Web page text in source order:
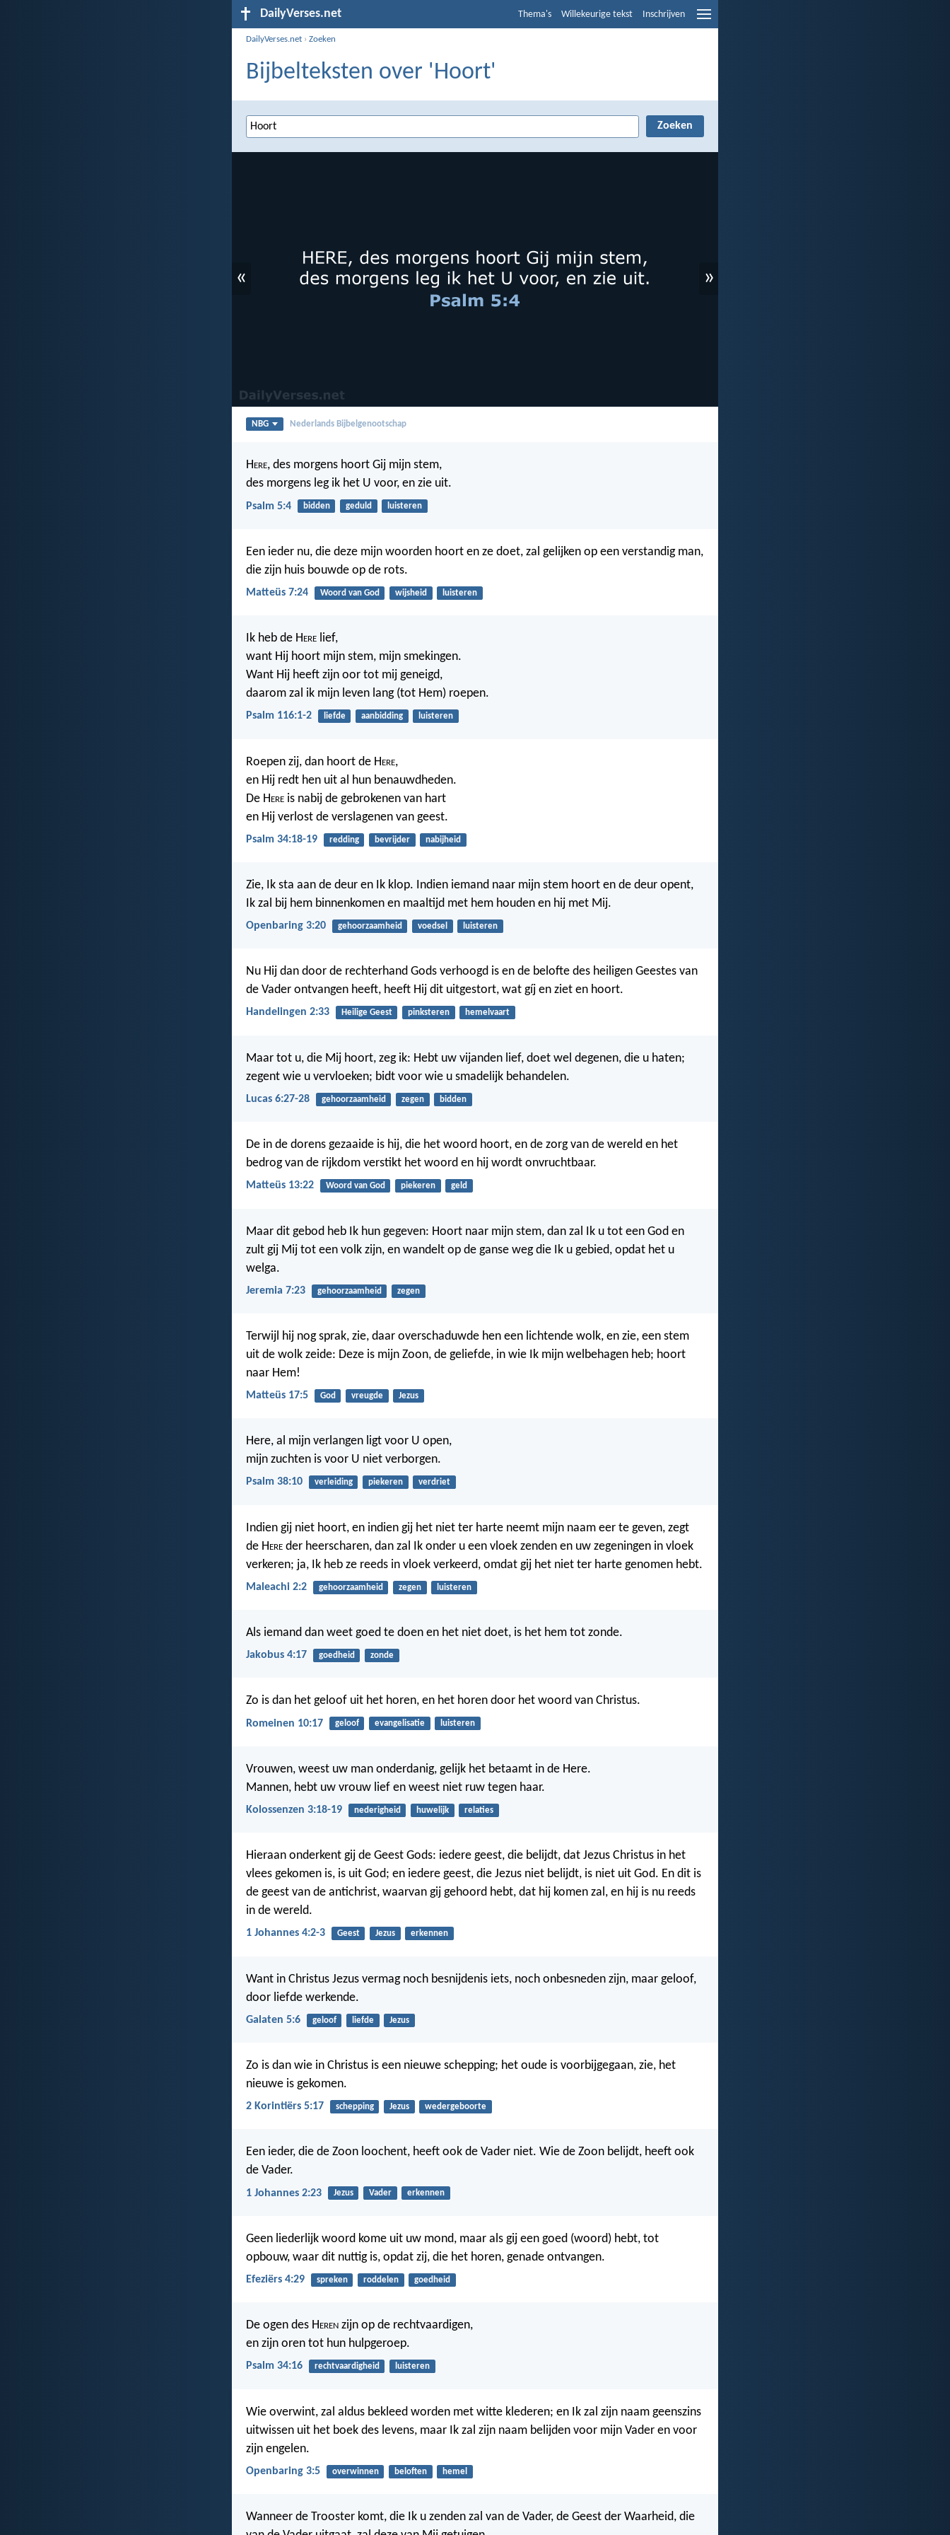
DailyVerses.net Thema's Willekeurige tekst Inschrijven
DailyVerses.net ›Zoeken
Bijbelteksten over 'Hoort'
« »
NBG Nederlands Bijbelgenootschap
Here, des morgens hoort Gij mijn stem,
des morgens leg ik het U voor, en zie uit.
Psalm 5:4 bidden geduld luisteren
Een ieder nu, die deze mijn woorden hoort en ze doet, zal gelijken op een verstandig man,
die zijn huis bouwde op de rots.
Matteüs 7:24 Woord van God wijsheid luisteren
Ik heb de Here lief,
want Hij hoort mijn stem, mijn smekingen.
Want Hij heeft zijn oor tot mij geneigd,
daarom zal ik mijn leven lang (tot Hem) roepen.
Psalm 116:1-2 liefde aanbidding luisteren
Roepen zij, dan hoort de Here,
en Hij redt hen uit al hun benauwdheden.
De Here is nabij de gebrokenen van hart
en Hij verlost de verslagenen van geest.
Psalm 34:18-19 redding bevrijder nabijheid
Zie, Ik sta aan de deur en Ik klop. Indien iemand naar mijn stem hoort en de deur opent,
Ik zal bij hem binnenkomen en maaltijd met hem houden en hij met Mij.
Openbaring 3:20 gehoorzaamheid voedsel luisteren
Nu Hij dan door de rechterhand Gods verhoogd is en de belofte des heiligen Geestes van
de Vader ontvangen heeft, heeft Hij dit uitgestort, wat gíj en ziet en hoort.
Handelingen 2:33 Heilige Geest pinksteren hemelvaart
Maar tot u, die Mij hoort, zeg ik: Hebt uw vijanden lief, doet wel degenen, die u haten;
zegent wie u vervloeken; bidt voor wie u smadelijk behandelen.
Lucas 6:27-28 gehoorzaamheid zegen bidden
De in de dorens gezaaide is hij, die het woord hoort, en de zorg van de wereld en het
bedrog van de rijkdom verstikt het woord en hij wordt onvruchtbaar.
Matteüs 13:22 Woord van God piekeren geld
Maar dit gebod heb Ik hun gegeven: Hoort naar mijn stem, dan zal Ik u tot een God en
zult gij Mij tot een volk zijn, en wandelt op de ganse weg die Ik u gebied, opdat het u
welga.
Jeremia 7:23 gehoorzaamheid zegen
Terwijl hij nog sprak, zie, daar overschaduwde hen een lichtende wolk, en zie, een stem
uit de wolk zeide: Deze is mijn Zoon, de geliefde, in wie Ik mijn welbehagen heb; hoort
naar Hem!
Matteüs 17:5 God vreugde Jezus
Here, al mijn verlangen ligt voor U open,
mijn zuchten is voor U niet verborgen.
Psalm 38:10 verleiding piekeren verdriet
Indien gij niet hoort, en indien gij het niet ter harte neemt mijn naam eer te geven, zegt
de Here der heerscharen, dan zal Ik onder u een vloek zenden en uw zegeningen in vloek
verkeren; ja, Ik heb ze reeds in vloek verkeerd, omdat gij het niet ter harte genomen hebt.
Maleachi 2:2 gehoorzaamheid zegen luisteren
Als iemand dan weet goed te doen en het niet doet, is het hem tot zonde.
Jakobus 4:17 goedheid zonde
Zo is dan het geloof uit het horen, en het horen door het woord van Christus.
Romeinen 10:17 geloof evangelisatie luisteren
Vrouwen, weest uw man onderdanig, gelijk het betaamt in de Here.
Mannen, hebt uw vrouw lief en weest niet ruw tegen haar.
Kolossenzen 3:18-19 nederigheid huwelijk relaties
Hieraan onderkent gij de Geest Gods: iedere geest, die belijdt, dat Jezus Christus in het
vlees gekomen is, is uit God; en iedere geest, die Jezus niet belijdt, is niet uit God. En dit is
de geest van de antichrist, waarvan gij gehoord hebt, dat hij komen zal, en hij is nu reeds
in de wereld.
1 Johannes 4:2-3 Geest Jezus erkennen
Want in Christus Jezus vermag noch besnijdenis iets, noch onbesneden zijn, maar geloof,
door liefde werkende.
Galaten 5:6 geloof liefde Jezus
Zo is dan wie in Christus is een nieuwe schepping; het oude is voorbijgegaan, zie, het
nieuwe is gekomen.
2 Korintiërs 5:17 schepping Jezus wedergeboorte
Een ieder, die de Zoon loochent, heeft ook de Vader niet. Wie de Zoon belijdt, heeft ook
de Vader.
1 Johannes 2:23 Jezus Vader erkennen
Geen liederlijk woord kome uit uw mond, maar als gij een goed (woord) hebt, tot
opbouw, waar dit nuttig is, opdat zij, die het horen, genade ontvangen.
Efeziërs 4:29 spreken roddelen goedheid
De ogen des Heren zijn op de rechtvaardigen,
en zijn oren tot hun hulpgeroep.
Psalm 34:16 rechtvaardigheid luisteren
Wie overwint, zal aldus bekleed worden met witte klederen; en Ik zal zijn naam geenszins
uitwissen uit het boek des levens, maar Ik zal zijn naam belijden voor mijn Vader en voor
zijn engelen.
Openbaring 3:5 overwinnen beloften hemel
Wanneer de Trooster komt, die Ik u zenden zal van de Vader, de Geest der Waarheid, die